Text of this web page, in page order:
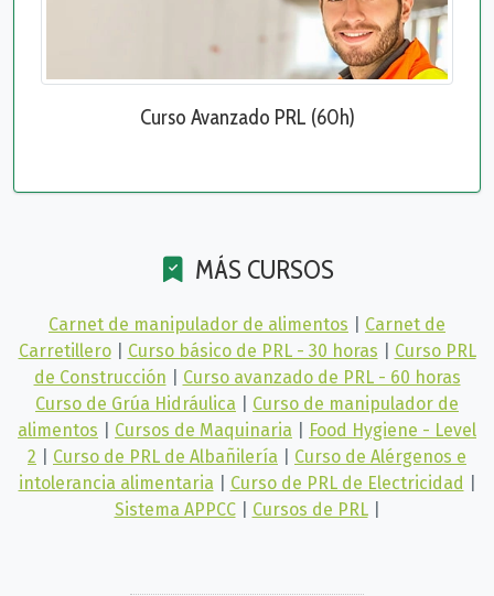
Curso Avanzado PRL (60h)
MÁS CURSOS
Carnet de manipulador de alimentos
Carnet de
Carretillero
Curso básico de PRL - 30 horas
Curso PRL
de Construcción
Curso avanzado de PRL - 60 horas
Curso de Grúa Hidráulica
Curso de manipulador de
alimentos
Cursos de Maquinaria
Food Hygiene - Level
2
Curso de PRL de Albañilería
Curso de Alérgenos e
intolerancia alimentaria
Curso de PRL de Electricidad
Sistema APPCC
Cursos de PRL